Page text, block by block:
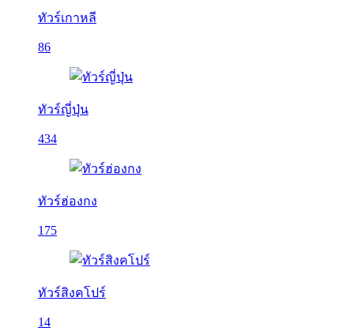
ทัวร์เกาหลี
86
ทัวร์ญี่ปุ่น
434
ทัวร์ฮ่องกง
175
ทัวร์สิงคโปร์
14